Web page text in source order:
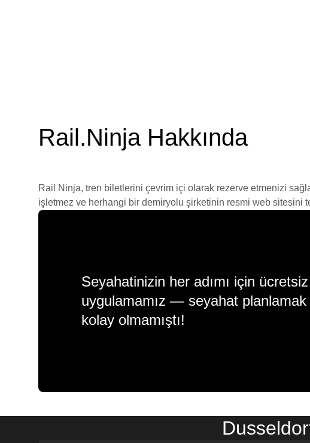
Rail.Ninja Hakkında
Rail Ninja, tren biletlerini çevrim içi olarak rezerve etmenizi
işletmez ve herhangi bir demiryolu şirketinin resmi web sitesini
Seyahatinizin her adımı için ücretsiz
uygulamamız — seyahat
kolay olmamıştı!